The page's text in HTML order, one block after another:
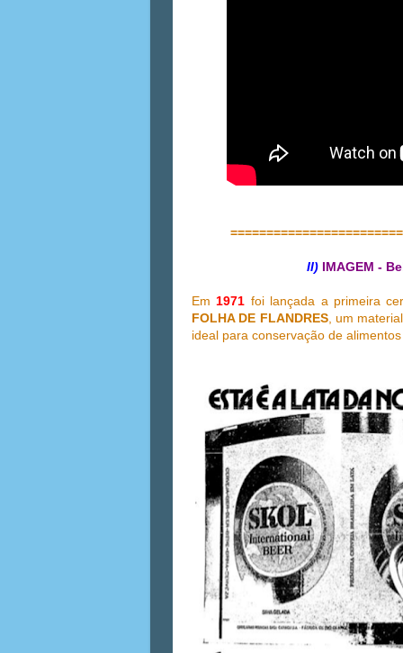
II) IMAGEM -
Em 1971 foi lançada a primeira
FOLHA DE FLANDRES, um
ideal para conservação de